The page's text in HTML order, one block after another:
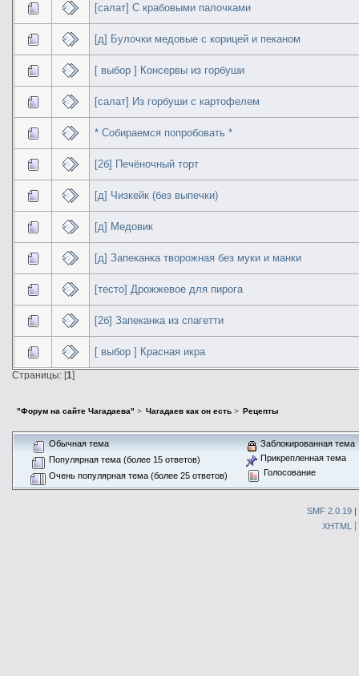
[салат] С крабовыми палочками
[д] Булочки медовые с корицей и пеканом
[ выбор ] Консервы из горбуши
[салат] Из горбуши с картофелем
* Собираемся попробовать *
[2б] Печёночный торт
[д] Чизкейк (без выпечки)
[д] Медовик
[д] Запеканка творожная без муки и манки
[тесто] Дрожжевое для пирога
[2б] Запеканка из спагетти
[ выбор ] Красная икра
Страницы: [1]
"Форум на сайте Чагадаева" > Чагадаев как он есть > Рецепты
Обычная тема
Популярная тема (более 15 ответов)
Очень популярная тема (более 25 ответов)
Заблокированная тема
Прикрепленная тема
Голосование
SMF 2.0.19 |
XHTML